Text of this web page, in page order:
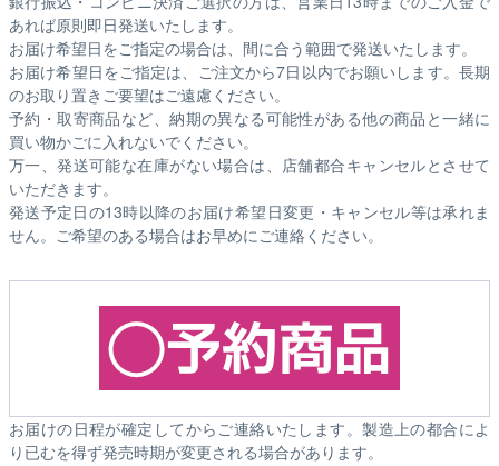
あれば原則即日発送いたします。
お届け希望日をご指定の場合は、間に合う範囲で発送いたします。
お届け希望日をご指定は、ご注文から7日以内でお願いします。長期
のお取り置きご要望はご遠慮ください。
予約・取寄商品など、納期の異なる可能性がある他の商品と一緒に
買い物かごに入れないでください。
万一、発送可能な在庫がない場合は、店舗都合キャンセルとさせて
いただきます。
発送予定日の13時以降のお届け希望日変更・キャンセル等は承れま
せん。ご希望のある場合はお早めにご連絡ください。
お届けの日程が確定してからご連絡いたします。製造上の都合によ
り已むを得ず発売時期が変更される場合があります。